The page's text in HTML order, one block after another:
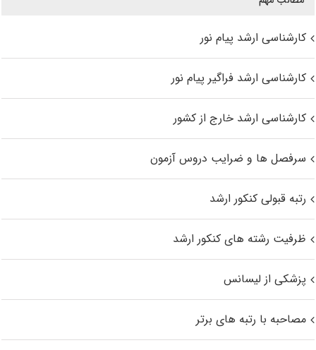
کارشناسی ارشد پیام نور
کارشناسی ارشد فراگیر پیام نور
کارشناسی ارشد خارج از کشور
سرفصل ها و ضرایب دروس آزمون
رتبه قبولی کنکور ارشد
ظرفیت رشته های کنکور ارشد
پزشکی از لیسانس
مصاحبه با رتبه های برتر